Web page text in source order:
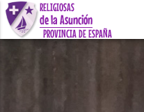
RELIGIOSAS
de la Asunción
PROVINCIA DE ESPAÑA